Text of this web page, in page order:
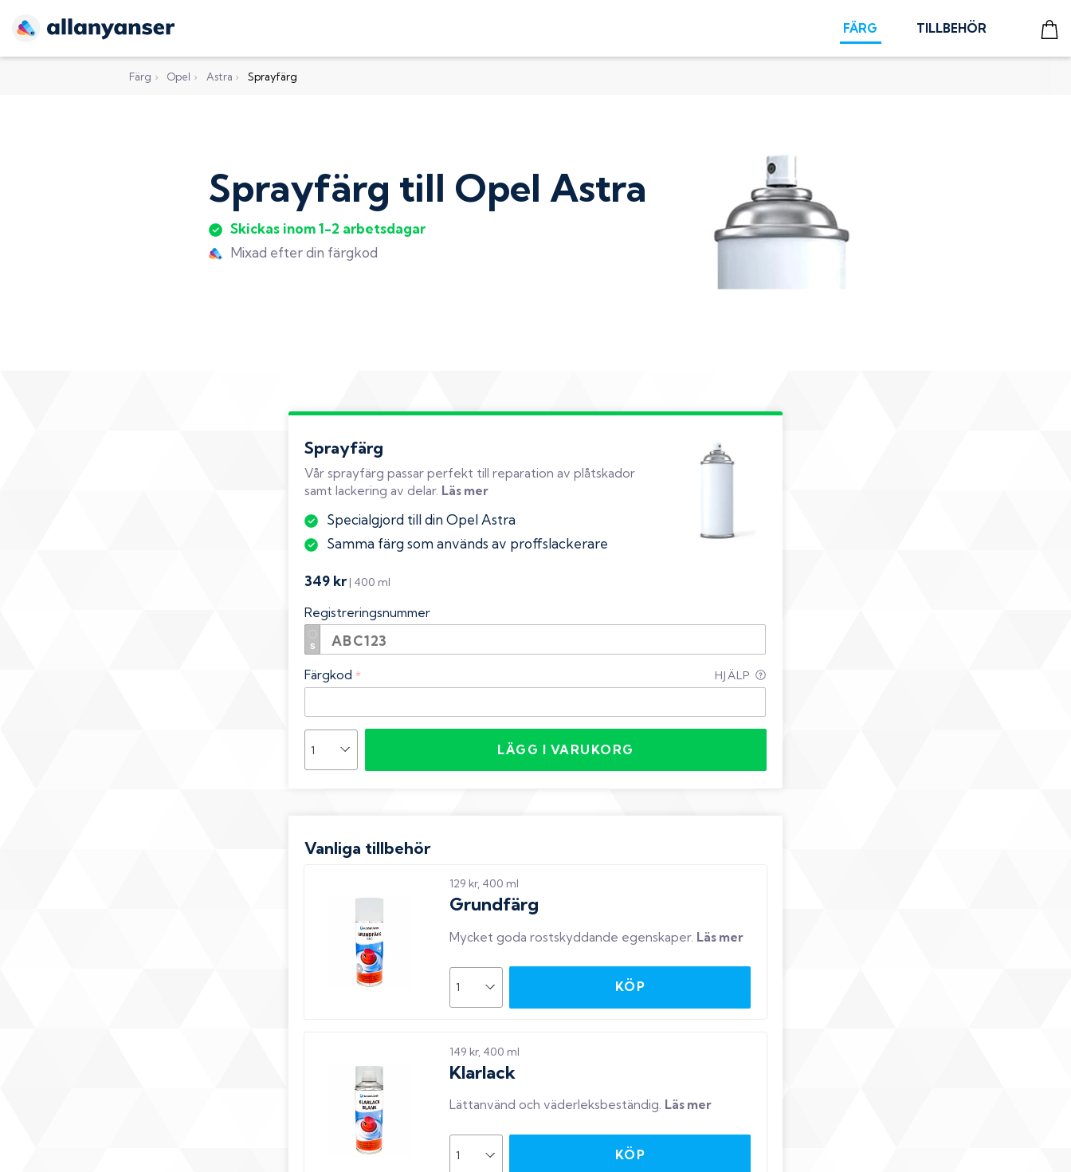
FÄRG TILLBEHÖR
Färg › Opel › Astra › Sprayfärg
Sprayfärg till Opel Astra
Skickas inom 1-2 arbetsdagar
Mixad efter din färgkod
Sprayfärg
Vår sprayfärg passar perfekt till reparation av plåtskador
samt lackering av delar. Läs mer
Specialgjord till din Opel Astra
Samma färg som används av proffslackerare
349 kr | 400 ml
Registreringsnummer
Färgkod * HJÄLP
LÄGG I VARUKORG
Vanliga tillbehör
129 kr, 400 ml
Grundfärg
Mycket goda rostskyddande egenskaper. Läs mer
KÖP
149 kr, 400 ml
Klarlack
Lättanvänd och väderleksbeständig. Läs mer
KÖP